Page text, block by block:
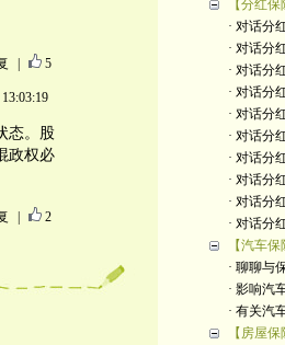
5
态。股
政权必
2
【分红保
· 对话分
· 对话分
· 对话分
· 对话分
· 对话分
· 对话分
· 对话分
· 对话分
· 对话分
· 对话分
【汽车保
· 聊聊与
· 影响汽
· 有关汽
【房屋保